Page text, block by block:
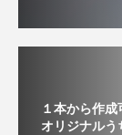
１本から作成
オリジナルう